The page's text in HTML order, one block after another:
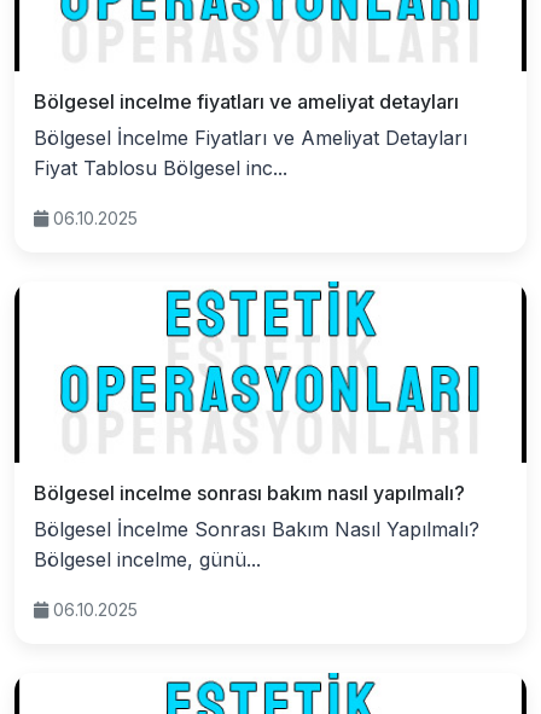
Bölgesel incelme fiyatları ve ameliyat detayları
Bölgesel İncelme Fiyatları ve Ameliyat Detayları
Fiyat Tablosu Bölgesel inc...
06.10.2025
Bölgesel incelme sonrası bakım nasıl yapılmalı?
Bölgesel İncelme Sonrası Bakım Nasıl Yapılmalı?
Bölgesel incelme, günü...
06.10.2025